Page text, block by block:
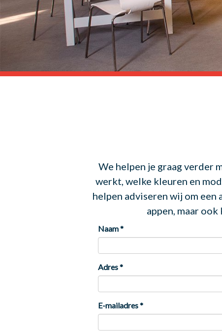
We helpen je graag verder
werkt, welke kleuren en
helpen adviseren wij om
appen, maar
Naam*
Adres*
E-mailadres*